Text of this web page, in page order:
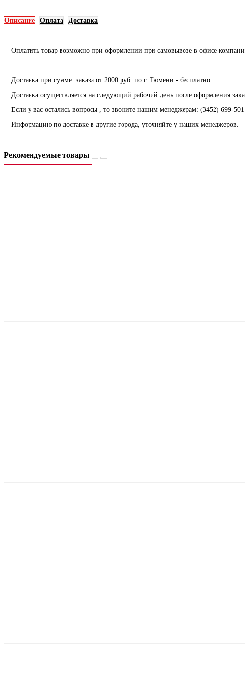
Описание Оплата Доставка
Оплатить товар возможно при оформлении при самовывозе в офисе
Доставка при сумме заказа от 2000 руб. по г. Тюмени - бесплатно.
Доставка осуществляется на следующий рабочий день после оформления
Если у вас остались вопросы , то звоните нашим менеджерам: (3452) 699-
Информацию по доставке в другие города, уточняйте у наших менеджеров.
Рекомендуемые товары